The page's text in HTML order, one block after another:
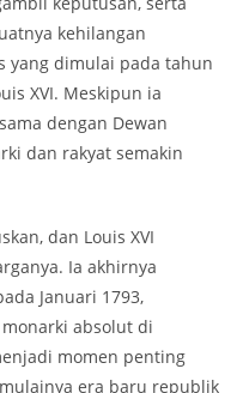
kehilangan
yang dimulai pada tahun
XVI. Meskipun ia
dengan Dewan
dan rakyat semakin
dan Louis XVI
Ia akhirnya
Januari 1793,
absolut di
momen penting
era baru republik